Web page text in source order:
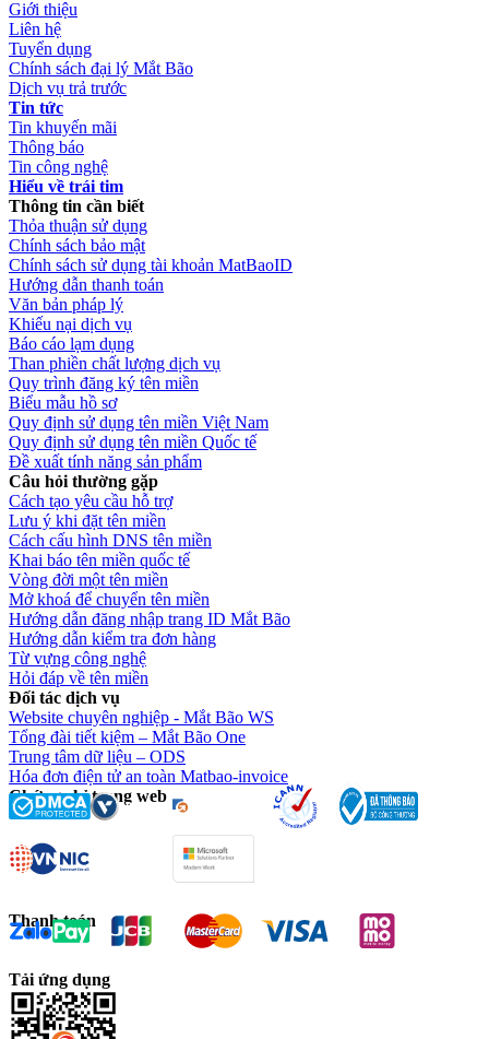
Giới thiệu
Liên hệ
Tuyển dụng
Chính sách đại lý Mắt Bão
Dịch vụ trả trước
Tin tức
Tin khuyến mãi
Thông báo
Tin công nghệ
Hiểu về trái tim
Thông tin cần biết
Thỏa thuận sử dụng
Chính sách bảo mật
Chính sách sử dụng tài khoản MatBaoID
Hướng dẫn thanh toán
Văn bản pháp lý
Khiếu nại dịch vụ
Báo cáo lạm dụng
Than phiền chất lượng dịch vụ
Quy trình đăng ký tên miền
Biểu mẫu hồ sơ
Quy định sử dụng tên miền Việt Nam
Quy định sử dụng tên miền Quốc tế
Đề xuất tính năng sản phẩm
Câu hỏi thường gặp
Cách tạo yêu cầu hỗ trợ
Lưu ý khi đặt tên miền
Cách cấu hình DNS tên miền
Khai báo tên miền quốc tế
Vòng đời một tên miền
Mở khoá để chuyển tên miền
Hướng dẫn đăng nhập trang ID Mắt Bão
Hướng dẫn kiểm tra đơn hàng
Từ vựng công nghệ
Hỏi đáp về tên miền
Đối tác dịch vụ
Website chuyên nghiệp - Mắt Bão WS
Tổng đài tiết kiệm – Mắt Bão One
Trung tâm dữ liệu – ODS
Hóa đơn điện tử an toàn Matbao-invoice
Chứng chỉ trang web
Thanh toán
Tải ứng dụng